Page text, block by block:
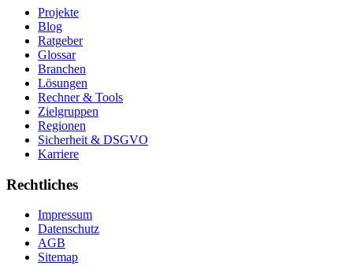
Projekte
Blog
Ratgeber
Glossar
Branchen
Lösungen
Rechner & Tools
Zielgruppen
Regionen
Sicherheit & DSGVO
Karriere
Rechtliches
Impressum
Datenschutz
AGB
Sitemap